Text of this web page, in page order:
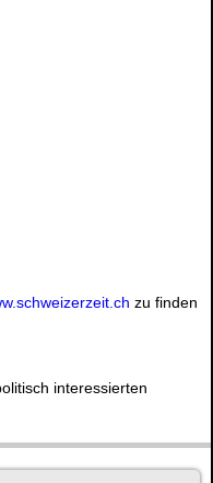
zu finden
interessierten